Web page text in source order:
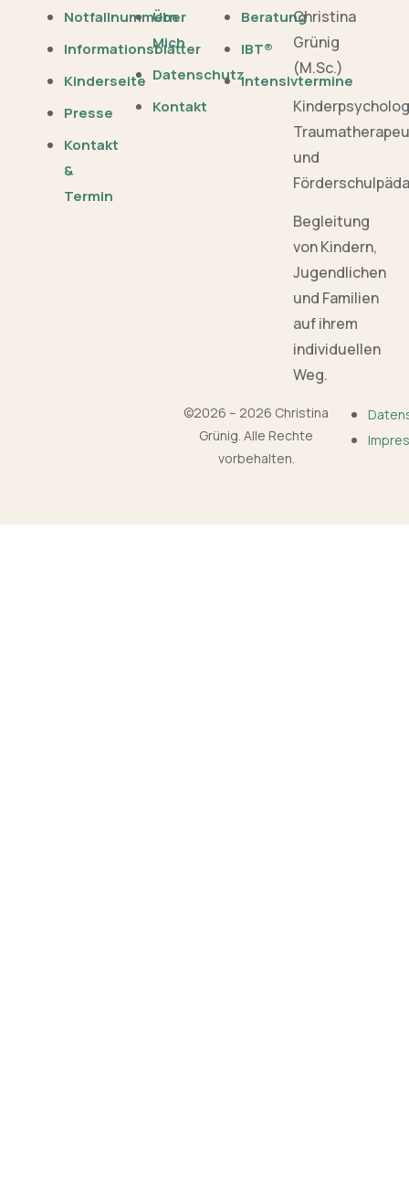
Notfallnummern
Informationsblätter
Kinderseite
Presse
Kontakt
&
Termin
Über
Mich
Datenschutz
Kontakt
Beratung
IBT®
Intensivtermine
Christina
Grünig
(M.Sc.)
und
Begleitung
von Kindern,
Jugendlichen
und Familien
auf ihrem
individuellen
Weg.
©2026 – 2026 Christina
Grünig. Alle Rechte
vorbehalten.